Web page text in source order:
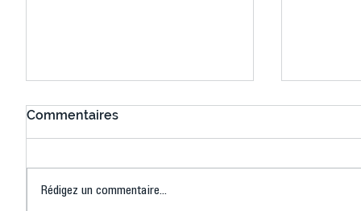
Commentaires
Rédigez un commentaire...